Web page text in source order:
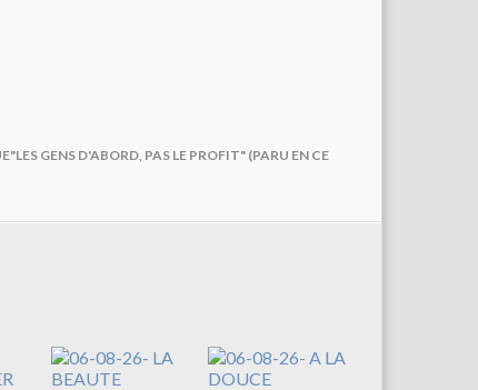
GENS D'ABORD, PAS LE PROFIT" (PARU EN CE